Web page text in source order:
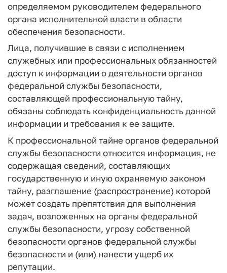
определяемом руководителем федерального
органа исполнительной власти в области
обеспечения безопасности.
Лица, получившие в связи с исполнением
служебных или профессиональных обязанностей
доступ к информации о деятельности органов
федеральной службы безопасности,
составляющей профессиональную тайну,
обязаны соблюдать конфиденциальность данной
информации и требования к ее защите.
К профессиональной тайне органов федеральной
службы безопасности относится информация, не
содержащая сведений, составляющих
государственную и иную охраняемую законом
тайну, разглашение (распространение) которой
может создать препятствия для выполнения
задач, возложенных на органы федеральной
службы безопасности, угрозу собственной
безопасности органов федеральной службы
безопасности и (или) нанести ущерб их
репутации.